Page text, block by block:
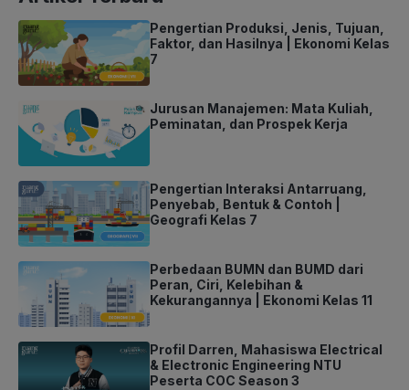
Pengertian Produksi, Jenis, Tujuan,
Faktor, dan Hasilnya | Ekonomi Kelas
7
Jurusan Manajemen: Mata Kuliah,
Peminatan, dan Prospek Kerja
Pengertian Interaksi Antarruang,
Penyebab, Bentuk & Contoh |
Geografi Kelas 7
Perbedaan BUMN dan BUMD dari
Peran, Ciri, Kelebihan &
Kekurangannya | Ekonomi Kelas 11
Profil Darren, Mahasiswa Electrical
& Electronic Engineering NTU
Peserta COC Season 3